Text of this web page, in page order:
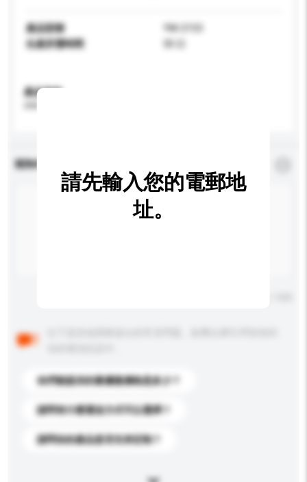
產品型號
YM-2153
生產所需時間
30 日
產品規格
查詢內容
你們能提供的最優惠價格是多少？
請問有什麼運送方式可以選擇？
請問你的產品是否支持定制？
請先輸入您的電郵地
址。